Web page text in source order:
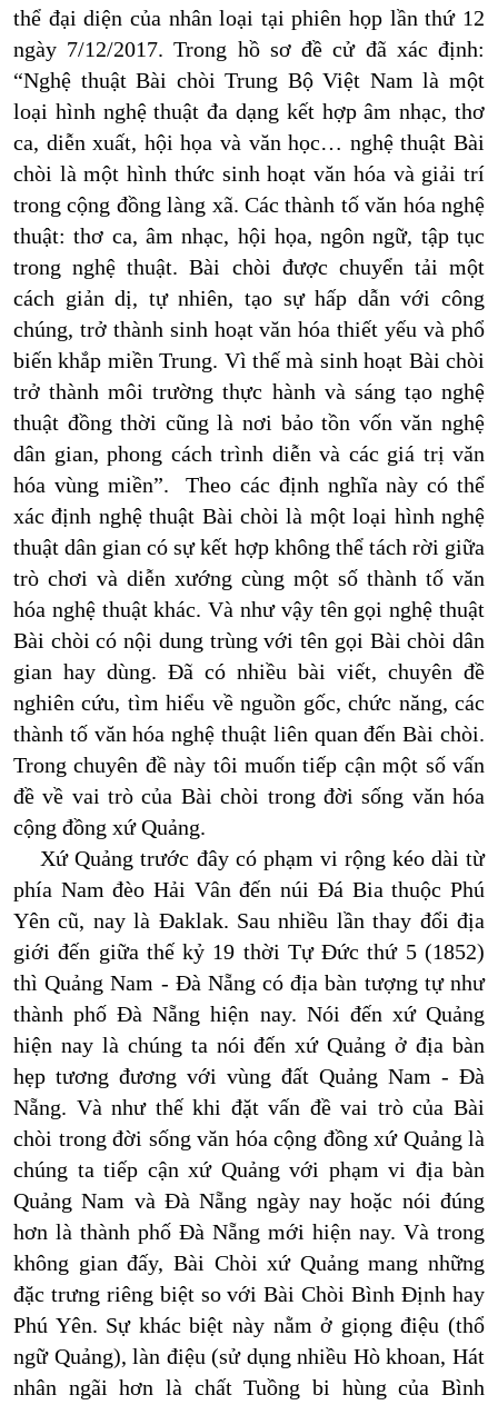
thể đại diện của nhân loại tại phiên họp lần thứ 12
ngày 7/12/2017. Trong hồ sơ đề cử đã xác định:
“Nghệ thuật Bài chòi Trung Bộ Việt Nam là một
loại hình nghệ thuật đa dạng kết hợp âm nhạc, thơ
ca, diễn xuất, hội họa và văn học… nghệ thuật Bài
chòi là một hình thức sinh hoạt văn hóa và giải trí
trong cộng đồng làng xã. Các thành tố văn hóa nghệ
thuật: thơ ca, âm nhạc, hội họa, ngôn ngữ, tập tục
trong nghệ thuật. Bài chòi được chuyển tải một
cách giản dị, tự nhiên, tạo sự hấp dẫn với công
chúng, trở thành sinh hoạt văn hóa thiết yếu và phổ
biến khắp miền Trung. Vì thế mà sinh hoạt Bài chòi
trở thành môi trường thực hành và sáng tạo nghệ
thuật đồng thời cũng là nơi bảo tồn vốn văn nghệ
dân gian, phong cách trình diễn và các giá trị văn
hóa vùng miền”. Theo các định nghĩa này có thể
xác định nghệ thuật Bài chòi là một loại hình nghệ
thuật dân gian có sự kết hợp không thể tách rời giữa
trò chơi và diễn xướng cùng một số thành tố văn
hóa nghệ thuật khác. Và như vậy tên gọi nghệ thuật
Bài chòi có nội dung trùng với tên gọi Bài chòi dân
gian hay dùng. Đã có nhiều bài viết, chuyên đề
nghiên cứu, tìm hiểu về nguồn gốc, chức năng, các
thành tố văn hóa nghệ thuật liên quan đến Bài chòi.
Trong chuyên đề này tôi muốn tiếp cận một số vấn
đề về vai trò của Bài chòi trong đời sống văn hóa
cộng đồng xứ Quảng.
Xứ Quảng trước đây có phạm vi rộng kéo dài từ
phía Nam đèo Hải Vân đến núi Đá Bia thuộc Phú
Yên cũ, nay là Đaklak. Sau nhiều lần thay đổi địa
giới đến giữa thế kỷ 19 thời Tự Đức thứ 5 (1852)
thì Quảng Nam - Đà Nẵng có địa bàn tượng tự như
thành phố Đà Nẵng hiện nay. Nói đến xứ Quảng
hiện nay là chúng ta nói đến xứ Quảng ở địa bàn
hẹp tương đương với vùng đất Quảng Nam - Đà
Nẵng. Và như thế khi đặt vấn đề vai trò của Bài
chòi trong đời sống văn hóa cộng đồng xứ Quảng là
chúng ta tiếp cận xứ Quảng với phạm vi địa bàn
Quảng Nam và Đà Nẵng ngày nay hoặc nói đúng
hơn là thành phố Đà Nẵng mới hiện nay. Và trong
không gian đấy, Bài Chòi xứ Quảng mang những
đặc trưng riêng biệt so với Bài Chòi Bình Định hay
Phú Yên. Sự khác biệt này nằm ở giọng điệu (thổ
ngữ Quảng), làn điệu (sử dụng nhiều Hò khoan, Hát
nhân ngãi hơn là chất Tuồng bi hùng của Bình